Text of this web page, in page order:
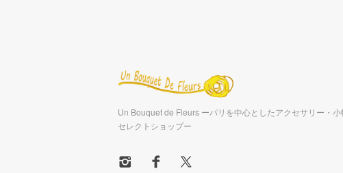
Un Bouquet de Fleurs ーパリを中心としたアクセサリー・小
セレクトショップー